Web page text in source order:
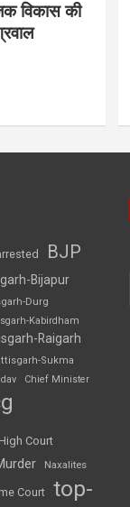
विकास की
BJP
Bijapur
Durg
Kabirdham
Raigarh
Sukma
Chief Minister
High Court
Naxalites
Court top-